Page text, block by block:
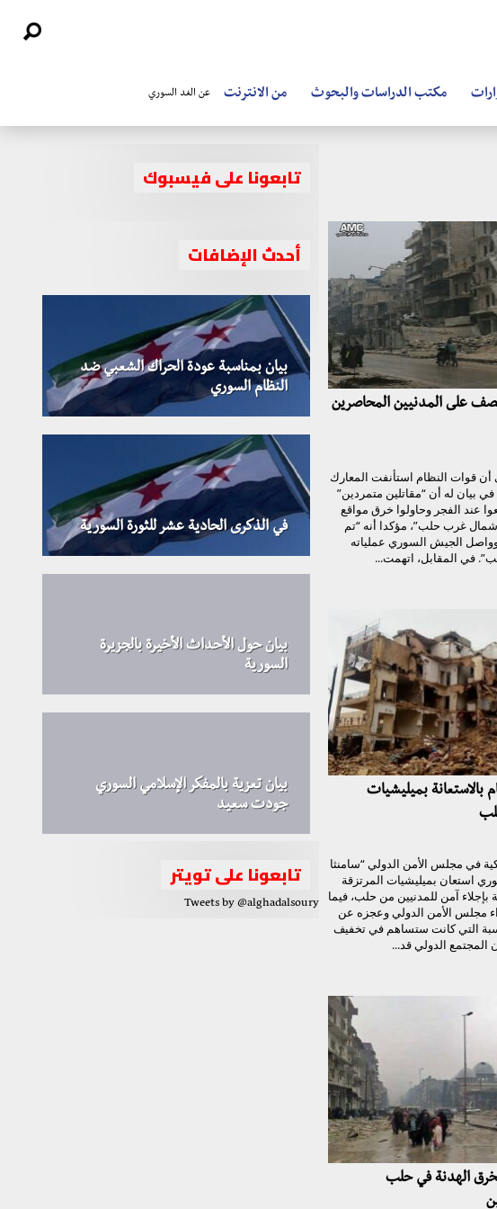
مكتب الدراسات والبحوث من الانترنت عن الغد السوري
على المدنيين المحاصرين
قوات النظام استأنفت المعارك
بيان له أن “مقاتلين متمردين”
عند الفجر وحاولوا خرق مواقع
غرب حلب”، مؤكدا أنه “تم
الجيش السوري عملياته
في المقابل، اتهمت...
بالاستعانة بميليشيات
في مجلس الأمن الدولي “سامنثا
استعان بميليشيات المرتزقة
بإجلاء آمن للمدنيين من حلب، فيما
مجلس الأمن الدولي وعجزه عن
التي كانت ستساهم في تخفيف
المجتمع الدولي قد...
الهدنة في حلب
تابعونا على فيسبوك
أحدث الإضافات
بيان بمناسبة عودة الحراك الشعبي ضد
النظام السوري
في الذكرى الحادية عشر للثورة السورية
بيان حول الأحداث الأخيرة بالجزيرة
السورية
بيان تعزية بالمفكر الإسلامي السوري
جودت سعيد
تابعونا على تويتر
Tweets by @alghadalsoury